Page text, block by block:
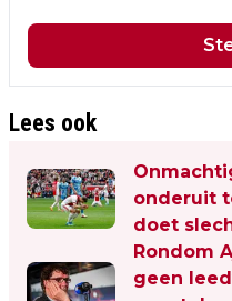
Lees ook
onderuit
doet
Rondom
geen